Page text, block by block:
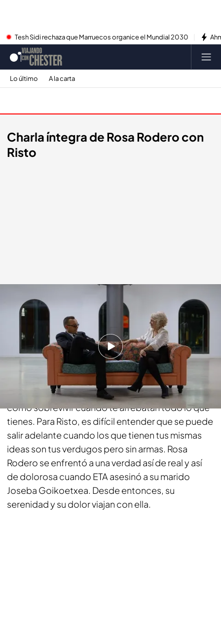
Tesh Sidi rechaza que Marruecos organice el Mundial 2030
Lo último A la carta
Charla íntegra de Rosa Rodero con
Risto
Cuatro.com
30 MAR 2014 - 22:20h.
Compartir
Rosa Rodero es una mujer que ha dejado sin
palabras a Risto Mejide. Ella es el ejemplo de
cómo sobrevivir cuando te arrebatan todo lo que
tienes. Para Risto, es difícil entender que se puede
salir adelante cuando los que tienen tus mismas
ideas son tus verdugos pero sin armas. Rosa
Rodero se enfrentó a una verdad así de real y así
de dolorosa cuando ETA asesinó a su marido
Joseba Goikoetxea. Desde entonces, su
serenidad y su dolor viajan con ella.